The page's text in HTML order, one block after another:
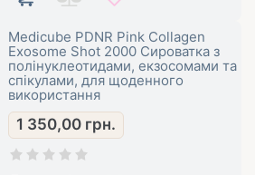
Medicube PDNR Pink Collagen
Exosome Shot 2000 Сироватка з
полінуклеотидами, екзосомами та
спікулами, для щоденного
використання
1 350,00 грн.